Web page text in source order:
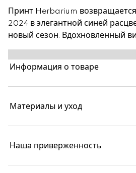
Принт Herbarium
2024 в элегантной синей
новый сезон. Вдохновленный
полотнами орнамент Toile de
листьев и цветов вишни
закусок Ginori 1735. Можно
Информация о товаре
Материалы и уход
Наша приверженность